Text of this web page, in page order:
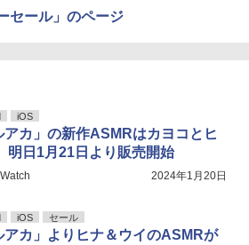
セール」のページ
iOS
アカ」の新作ASMRはカヨコとヒ
明日1月21日より販売開始
2024年1月20日
iOS セール
アカ」よりヒナ＆ウイのASMRが